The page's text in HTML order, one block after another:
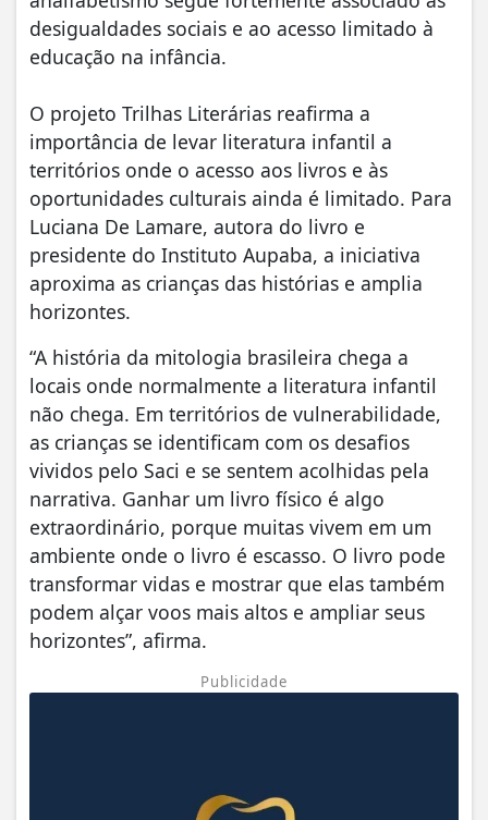
desigualdades sociais e ao acesso limitado à
educação na infância.
O projeto Trilhas Literárias reafirma a
importância de levar literatura infantil a
territórios onde o acesso aos livros e às
oportunidades culturais ainda é limitado. Para
Luciana De Lamare, autora do livro e
presidente do Instituto Aupaba, a iniciativa
aproxima as crianças das histórias e amplia
horizontes.
“A história da mitologia brasileira chega a
locais onde normalmente a literatura infantil
não chega. Em territórios de vulnerabilidade,
as crianças se identificam com os desafios
vividos pelo Saci e se sentem acolhidas pela
narrativa. Ganhar um livro físico é algo
extraordinário, porque muitas vivem em um
ambiente onde o livro é escasso. O livro pode
transformar vidas e mostrar que elas também
podem alçar voos mais altos e ampliar seus
horizontes”, afirma.
Publicidade